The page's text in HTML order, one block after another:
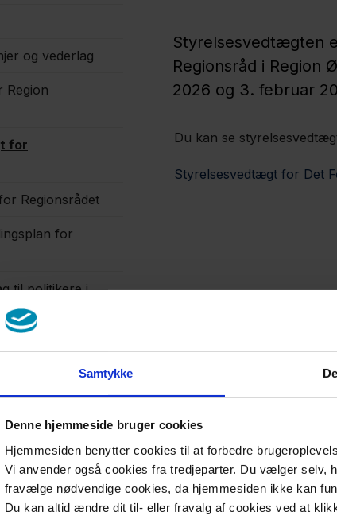
Samtykke
Denne hjemmeside bruger cookies
Hjemmesiden benytter cookies til at forbedre
Vi anvender også cookies fra tredjeparter. Du vælger
fravælge nødvendige cookies, da hjemmesiden ikke kan
Du kan altid ændre dit til- eller fravalg af cookies ved at
og vederlag
Region
for
Regionsrådet
for
til politikere i
Region
Styrelsesvedtægten
Regionsråd i Region
2026 og 3. februar
Du kan se
Styrelsesvedtægt for Det